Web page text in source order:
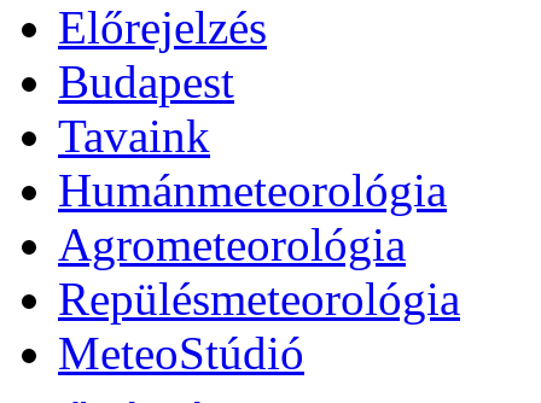
Előrejelzés
Budapest
Tavaink
Humánmeteorológia
Agrometeorológia
Repülésmeteorológia
MeteoStúdió